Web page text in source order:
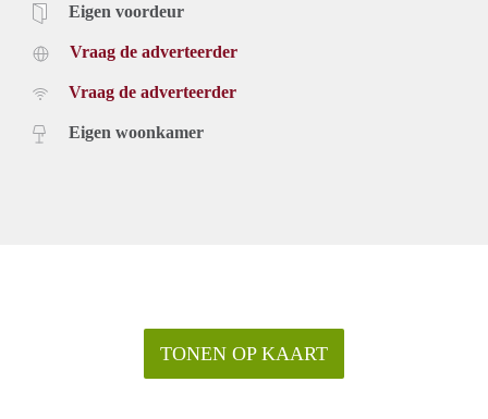
Eigen voordeur
Vraag de adverteerder
Vraag de adverteerder
Eigen woonkamer
TONEN OP KAART